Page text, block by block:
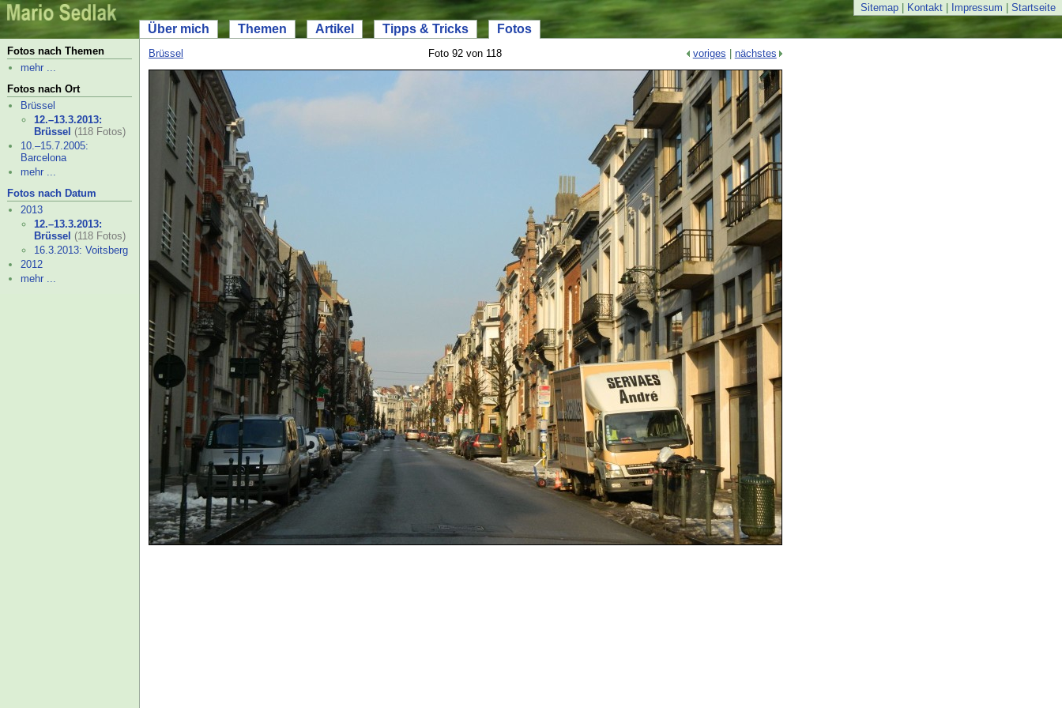
Sitemap Kontakt Impressum Startseite
Über mich Themen Artikel Tipps & Tricks Fotos
Fotos nach Themen
mehr ...
Fotos nach Ort
Brüssel
12.–13.3.2013:
Brüssel (118 Fotos)
10.–15.7.2005:
Barcelona
mehr ...
Fotos nach Datum
2013
12.–13.3.2013:
Brüssel (118 Fotos)
16.3.2013: Voitsberg
2012
mehr ...
Brüssel Foto 92 von 118 voriges nächstes